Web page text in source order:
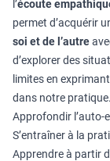
l’écoute
permet d’acquérir
soi et de l’autre
d’explorer des
limites en
dans notre pratique.
Approfondir l’auto-
S’entraîner à la
Apprendre à partir